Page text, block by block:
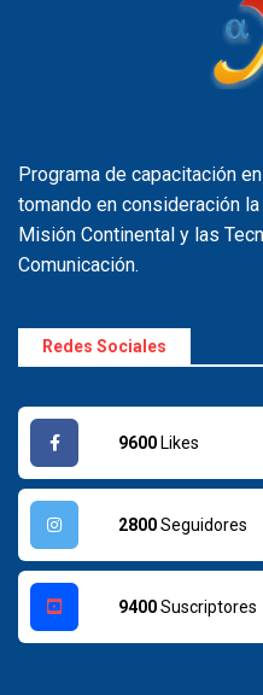
Programa de capacitación
tomando en consideración
Misión Continental y las
Comunicación.
Redes Sociales
9600 Likes
2800Seguidores
9400Suscriptores